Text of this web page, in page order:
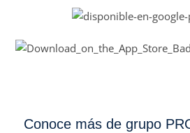
Conoce más de grupo